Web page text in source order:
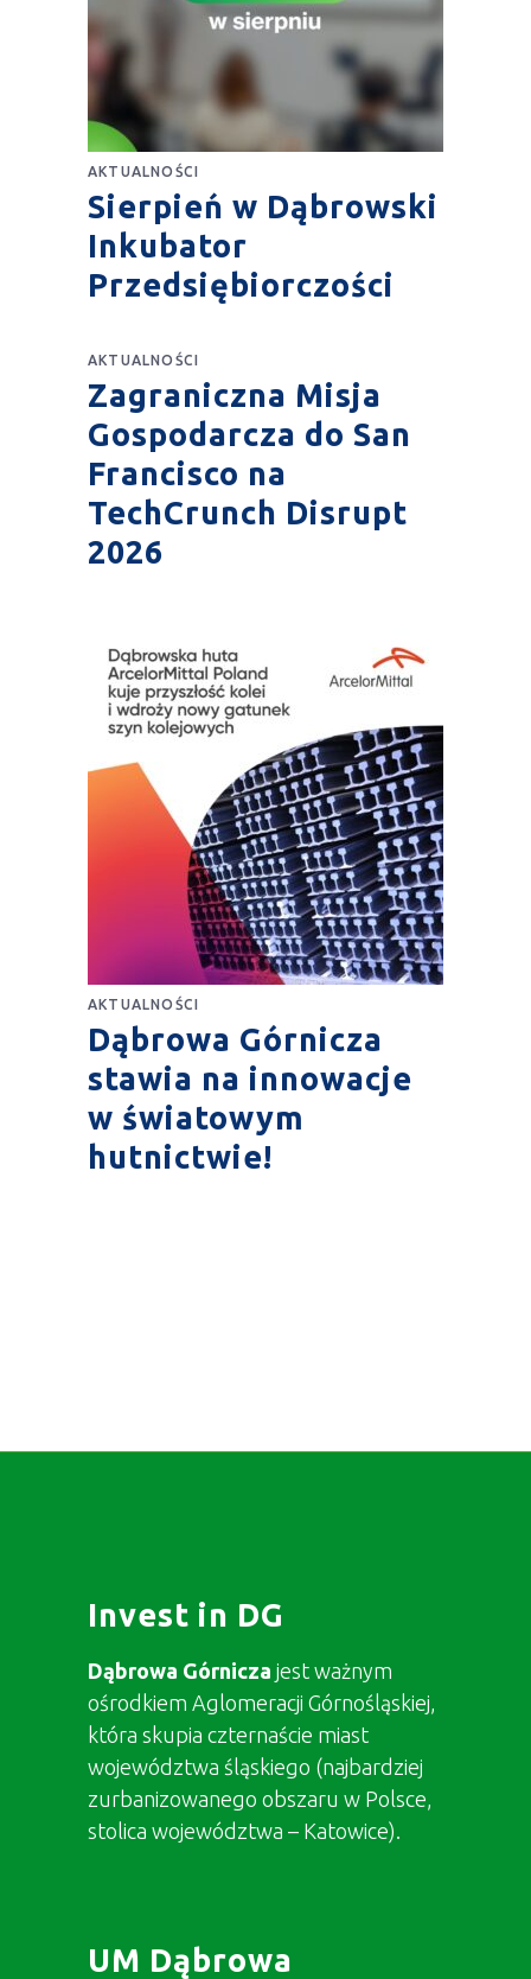
AKTUALNOŚCI
Sierpień w Dąbrowski
Inkubator
Przedsiębiorczości
AKTUALNOŚCI
Zagraniczna Misja
Gospodarcza do San
Francisco na
TechCrunch Disrupt
2026
AKTUALNOŚCI
Dąbrowa Górnicza
stawia na innowacje
w światowym
hutnictwie!
Invest in DG
Dąbrowa Górnicza jest ważnym
ośrodkiem Aglomeracji Górnośląskiej,
która skupia czternaście miast
województwa śląskiego (najbardziej
zurbanizowanego obszaru w Polsce,
stolica województwa – Katowice).
UM Dąbrowa